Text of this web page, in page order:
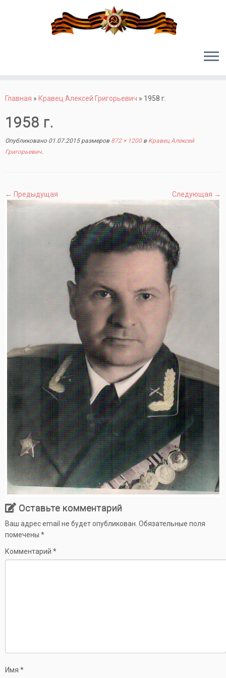
Главная » Кравец Алексей Григорьевич » 1958 г.
1958 г.
Опубликовано 01.07.2015размеров 872 × 1200в Кравец Алексей
Григорьевич.
← Предыдущая Следующая →
Оставьте комментарий
Ваш адрес email не будет опубликован. Обязательные поля
помечены *
Комментарий *
Имя *